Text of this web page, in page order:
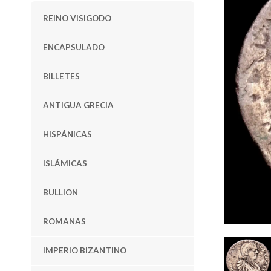
REINO VISIGODO
ENCAPSULADO
BILLETES
ANTIGUA GRECIA
HISPÁNICAS
ISLÁMICAS
BULLION
ROMANAS
IMPERIO BIZANTINO